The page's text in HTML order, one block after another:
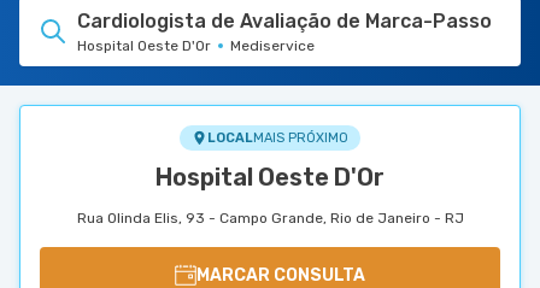
Cardiologista de Avaliação de Marca-Passo
Hospital Oeste D'Or Mediservice
LOCALMAIS PRÓXIMO
Hospital Oeste D'Or
Rua Olinda Elis, 93 - Campo Grande, Rio de Janeiro - RJ
MARCAR CONSULTA